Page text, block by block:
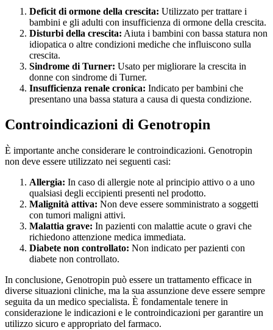
Deficit di ormone della crescita: Utilizzato per trattare i
bambini e gli adulti con insufficienza di ormone della crescita.
Disturbi della crescita: Aiuta i bambini con bassa statura non
idiopatica o altre condizioni mediche che influiscono sulla
crescita.
Sindrome di Turner: Usato per migliorare la crescita in
donne con sindrome di Turner.
Insufficienza renale cronica: Indicato per bambini che
presentano una bassa statura a causa di questa condizione.
Controindicazioni di Genotropin
È importante anche considerare le controindicazioni. Genotropin
non deve essere utilizzato nei seguenti casi:
Allergia: In caso di allergie note al principio attivo o a uno
qualsiasi degli eccipienti presenti nel prodotto.
Malignità attiva: Non deve essere somministrato a soggetti
con tumori maligni attivi.
Malattia grave: In pazienti con malattie acute o gravi che
richiedono attenzione medica immediata.
Diabete non controllato: Non indicato per pazienti con
diabete non controllato.
In conclusione, Genotropin può essere un trattamento efficace in
diverse situazioni cliniche, ma la sua assunzione deve essere sempre
seguita da un medico specialista. È fondamentale tenere in
considerazione le indicazioni e le controindicazioni per garantire un
utilizzo sicuro e appropriato del farmaco.